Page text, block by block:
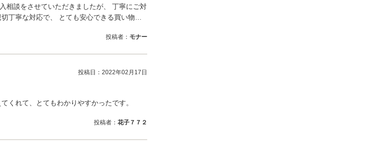
相談をさせていただきましたが、 丁寧にご対
丁寧な対応で、 とても安心できる買い物…
投稿者： モナー
投稿日： 2022年02月17日
くれて、とてもわかりやすかったです。
投稿者： 花子７７２